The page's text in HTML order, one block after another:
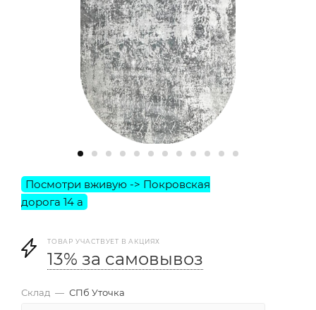
ТОВАР УЧАСТВУЕТ В АКЦИЯХ
13% за самовывоз
Склад — СПб Уточка